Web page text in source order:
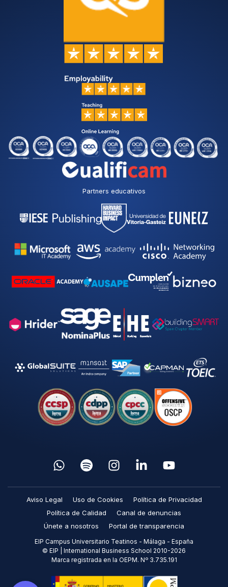
Partners educativos
Aviso Legal Uso de Cookies
Política de Privacidad
Política de Calidad
Canal de denuncias
Únete a nosotros
Portal de transparencia
EIP Campus Universitario Teatinos - Málaga - España
© EIP | International Business School 2010-2026
Marca registrada en la OEPM. Nº 3.735.191